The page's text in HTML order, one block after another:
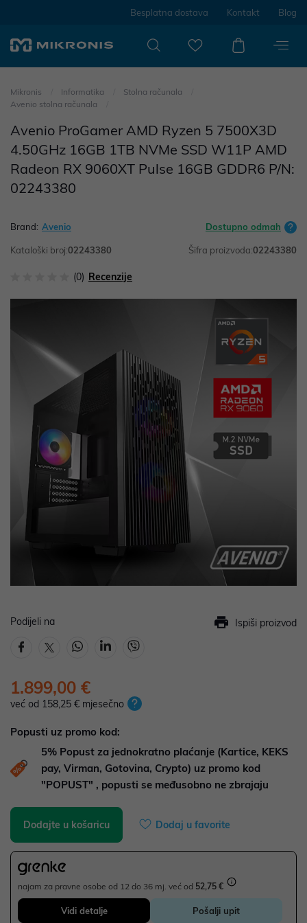
Besplatna dostava Kontakt Blog
Mikronis Informatika
Stolna računala
Avenio stolna računala
Avenio ProGamer AMD Ryzen 5 7500X3D
4.50GHz 16GB 1TB NVMe SSD W11P AMD
Radeon RX 9060XT Pulse 16GB GDDR6 P/N:
02243380
Brand: Avenio Dostupno odmah
Kataloški broj:02243380 Šifra proizvoda:02243380
(0) Recenzije
Podijeli na Ispiši proizvod
1.899,00 €
već od 158,25 € mjesečno
Popusti uz promo kod:
5% Popust za jednokratno plaćanje (Kartice, KEKS
pay, Virman, Gotovina, Crypto) uz promo kod
"POPUST" , popusti se međusobno ne zbrajaju
Dodajte u košaricu Dodaj u favorite
najam za pravne osobe od 12 do 36 mj. već od 52,75 €
Vidi detalje Pošalji upit